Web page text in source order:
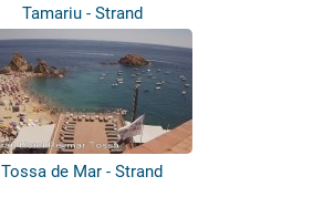
Tamariu - Strand
Tossa de Mar - Strand